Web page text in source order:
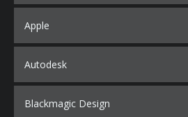
Apple
Autodesk
Blackmagic Design